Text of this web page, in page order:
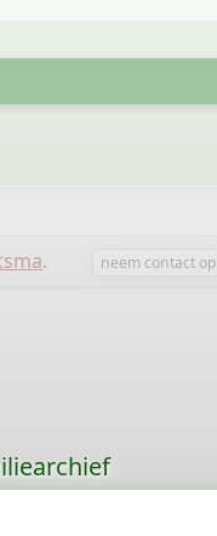
. neem contact op